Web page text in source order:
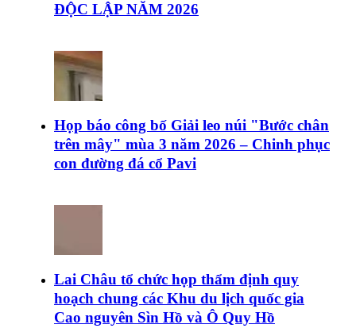
ĐỘC LẬP NĂM 2026
Họp báo công bố Giải leo núi "Bước chân
trên mây" mùa 3 năm 2026 – Chinh phục
con đường đá cổ Pavi
Lai Châu tổ chức họp thẩm định quy
hoạch chung các Khu du lịch quốc gia
Cao nguyên Sìn Hồ và Ô Quy Hồ